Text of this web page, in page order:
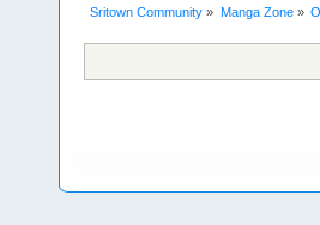
Sritown Community » Manga Zone»